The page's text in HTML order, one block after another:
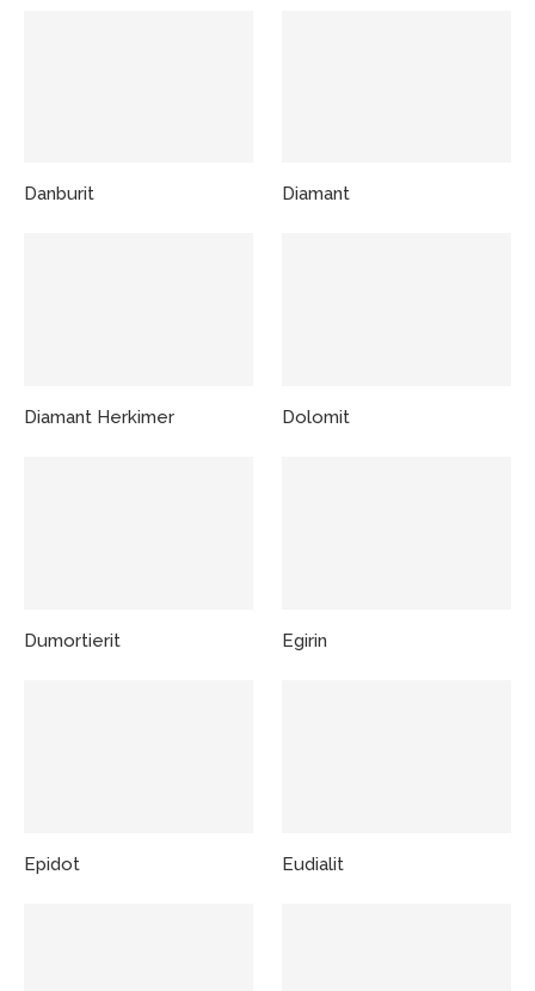
Danburit Diamant
Diamant Herkimer Dolomit
Dumortierit Egirin
Epidot Eudialit